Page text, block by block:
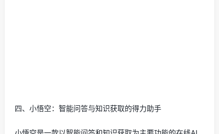
四、小悟空：智能问答与知识获取的得力助手